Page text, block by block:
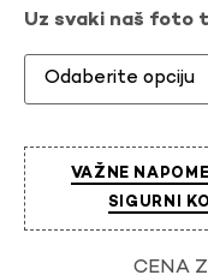
Uz svaki naš foto
VAŽNE
SIGURNI
CENA